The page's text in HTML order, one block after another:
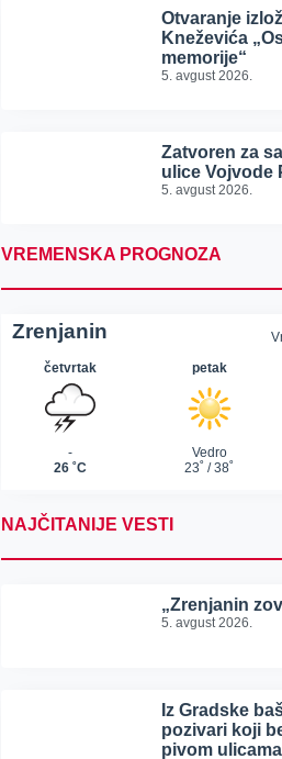
Otvaranje
Kneževića
memorije“
5. avgust 2026.
Zatvoren za
ulice Vojvode
5. avgust 2026.
VREMENSKA PROGNOZA
NAJČITANIJE VESTI
„Zrenjanin
5. avgust 2026.
Iz Gradske
pozivari koji
pivom